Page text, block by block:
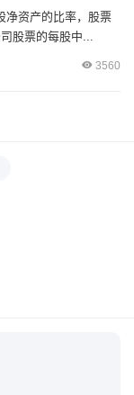
净资产的比率，股票
股票的每股中...
3560